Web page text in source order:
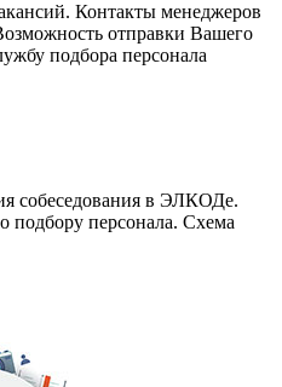
Контакты менеджеров
отправки Вашего
подбора персонала
собеседования в ЭЛКОДе.
подбору персонала. Схема